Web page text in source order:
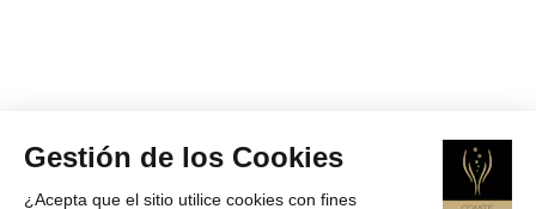
Gestión de los Cookies
¿Acepta que el sitio utilice cookies con fines